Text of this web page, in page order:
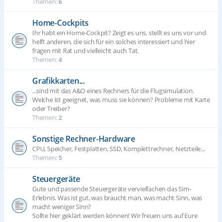
Home-Cockpits
Ihr habt ein Home-Cockpit? Zeigt es uns, stellt es uns vor und
helft anderen, die sich für ein solches interessiert und hier
fragen mit Rat und vielleicht auch Tat.
Themen:4
Grafikkarten...
...sind mit das A&O eines Rechners für die Flugsimulation.
Welche ist geeignet, was muss sie können? Probleme mit Karte
oder Treiber?
Themen:2
Sonstige Rechner-Hardware
CPU, Speicher, Festplatten, SSD, Komplettrechner, Netzteile...
Themen:5
Steuergeräte
Gute und passende Steuergeräte vervielfachen das Sim-
Erlebnis. Was ist gut, was braucht man, was macht Sinn, was
macht weniger Sinn?
Sollte hier geklärt werden können! Wir freuen uns auf Eure